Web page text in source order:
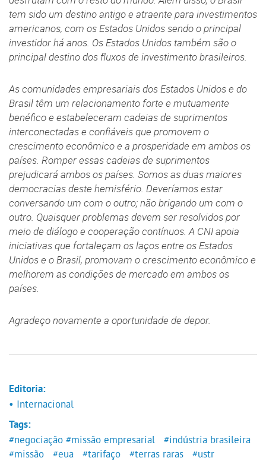
tem sido um destino antigo e atraente para investimentos
americanos, com os Estados Unidos sendo o principal
investidor há anos. Os Estados Unidos também são o
principal destino dos fluxos de investimento brasileiros.
As comunidades empresariais dos Estados Unidos e do
Brasil têm um relacionamento forte e mutuamente
benéfico e estabeleceram cadeias de suprimentos
interconectadas e confiáveis que promovem o
crescimento econômico e a prosperidade em ambos os
países. Romper essas cadeias de suprimentos
prejudicará ambos os países. Somos as duas maiores
democracias deste hemisfério. Deveríamos estar
conversando um com o outro; não brigando um com o
outro. Quaisquer problemas devem ser resolvidos por
meio de diálogo e cooperação contínuos. A CNI apoia
iniciativas que fortaleçam os laços entre os Estados
Unidos e o Brasil, promovam o crescimento econômico e
melhorem as condições de mercado em ambos os
países.
Agradeço novamente a oportunidade de depor.
Editoria:
• Internacional
Tags:
#negociação #missão empresarial
#indústria brasileira
#missão
#eua #tarifaço #terras raras
#ustr